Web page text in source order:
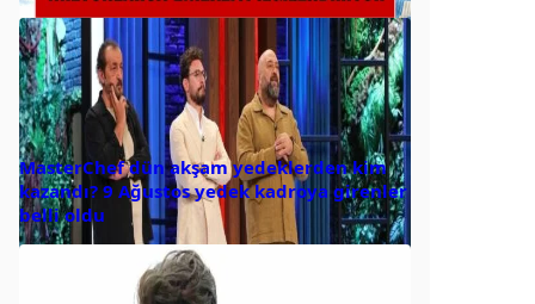
MasterChef dün akşam yedeklerden kim
kazandı? 9 Ağustos yedek kadroya girenler
belli oldu